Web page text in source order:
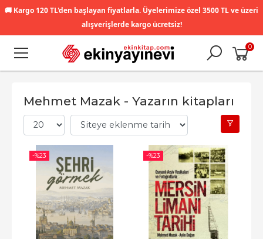
🚚 Kargo 120 TL'den başlayan fiyatlarla. Üyelerimize özel 3500 TL ve üzeri
alışverişlerde kargo ücretsiz!
0
Mehmet Mazak - Yazarın kitapları
-%23 -%23